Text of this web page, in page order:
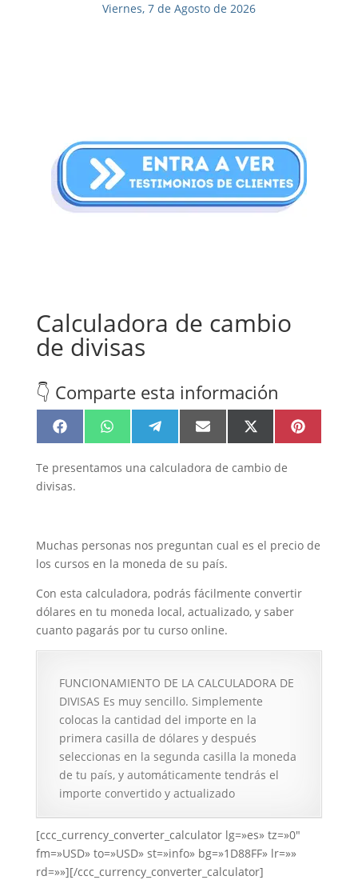
Viernes, 7 de Agosto de 2026
Calculadora de cambio
de divisas
👇 Comparte esta información
Compartir
en
FacebookCompartir
en
WhatsAppCompartir
en
TelegramCompartir
en
Email Compartir
en
X
(Twitter)
Compartir
en
Pinterest
Te presentamos una calculadora de cambio de
divisas.
Muchas personas nos preguntan cual es el precio de
los cursos en la moneda de su país.
Con esta calculadora, podrás fácilmente convertir
dólares en tu moneda local, actualizado, y saber
cuanto pagarás por tu curso online.
FUNCIONAMIENTO DE LA CALCULADORA DE
DIVISAS Es muy sencillo. Simplemente
colocas la cantidad del importe en la
primera casilla de dólares y después
seleccionas en la segunda casilla la moneda
de tu país, y automáticamente tendrás el
importe convertido y actualizado
[ccc_currency_converter_calculator lg=»es» tz=»0″
fm=»USD» to=»USD» st=»info» bg=»1D88FF» lr=»»
rd=»»][/ccc_currency_converter_calculator]